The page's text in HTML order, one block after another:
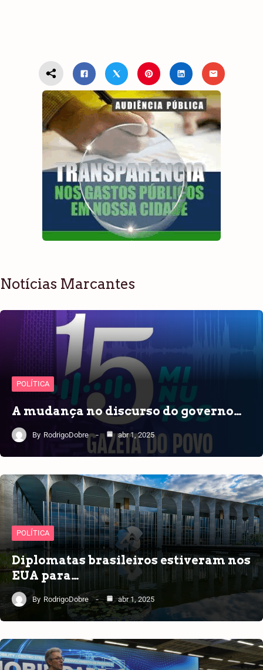
Notícias Marcantes
POLÍTICA
A mudança no discurso do governo…
By RodrigoDobre abr 1, 2025
POLÍTICA
Diplomatas brasileiros estiveram nos
EUA para…
By RodrigoDobre abr 1, 2025